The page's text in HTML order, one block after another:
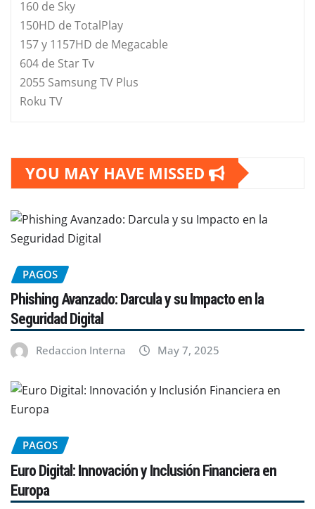
160 de Sky
150HD de TotalPlay
157 y 1157HD de Megacable
604 de Star Tv
2055 Samsung TV Plus
Roku TV
YOU MAY HAVE MISSED
PAGOS
Phishing Avanzado: Darcula y su Impacto en la
Seguridad Digital
Redaccion Interna May 7, 2025
PAGOS
Euro Digital: Innovación y Inclusión Financiera en
Europa